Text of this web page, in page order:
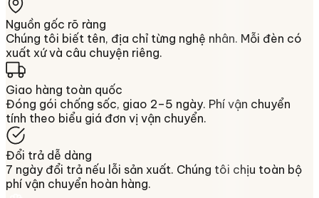
Nguồn gốc rõ ràng
Chúng tôi biết tên, địa chỉ từng nghệ nhân. Mỗi đèn có
xuất xứ và câu chuyện riêng.
Giao hàng toàn quốc
Đóng gói chống sốc, giao 2–5 ngày. Phí vận chuyển
tính theo biểu giá đơn vị vận chuyển.
Đổi trả dễ dàng
7 ngày đổi trả nếu lỗi sản xuất. Chúng tôi chịu toàn bộ
phí vận chuyển hoàn hàng.